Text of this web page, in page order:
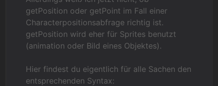
getPosition oder getPoint im Fall einer
Characterpositionsabfrage richtig ist.
getPosition wird eher für Sprites benutzt
(animation oder Bild eines Objektes).
Hier findest du eigentlich für alle Sachen den
entsprechenden Syntax: